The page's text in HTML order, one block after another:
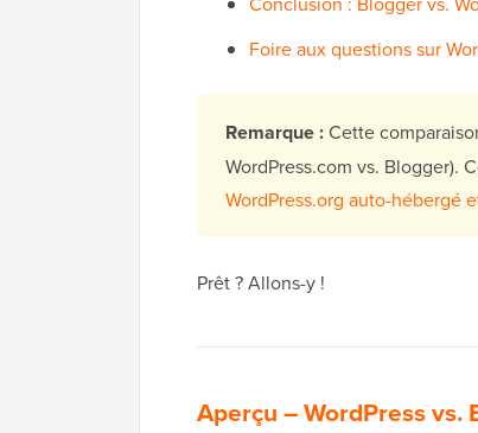
Foire aux questions sur
Remarque :Cette
WordPress.com vs. Blogger).
WordPress.org auto-hébergé
Prêt ? Allons-y !
Aperçu – WordPress vs.